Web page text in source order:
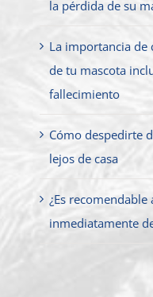
la pérdida de su
La importancia de
de tu mascota
fallecimiento
Cómo despedirte
lejos de casa
¿Es
inmediatamente